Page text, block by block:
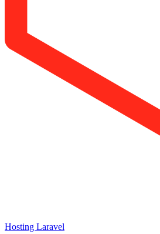
Hosting Laravel